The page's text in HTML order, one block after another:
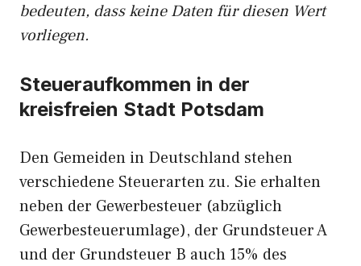
bedeuten, dass keine Daten für diesen Wert
vorliegen.
Steueraufkommen in der
kreisfreien Stadt Potsdam
Den Gemeiden in Deutschland stehen
verschiedene Steuerarten zu. Sie erhalten
neben der Gewerbesteuer (abzüglich
Gewerbesteuerumlage), der Grundsteuer A
und der Grundsteuer B auch 15% des